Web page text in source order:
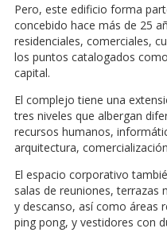
Pero, este edificio forma
concebido hace más de 25
residenciales, comerciales,
los puntos catalogados
capital.
El complejo tiene una
tres niveles que albergan
recursos humanos,
arquitectura,
El espacio corporativo
salas de reuniones, terrazas
y descanso, así como áreas
ping pong, y vestidores con